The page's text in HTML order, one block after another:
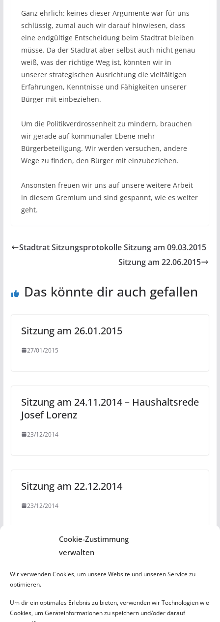
Cookie-Zustimmung
verwalten
Wir verwenden Cookies, um unsere Website und unseren Service zu
optimieren.
Um dir ein optimales Erlebnis zu bieten, verwenden wir Technologien wie
Cookies, um Geräteinformationen zu speichern und/oder darauf
Ganz ehrlich: keines dieser Argumente war für uns
schlüssig, zumal auch wir darauf hinwiesen, dass
eine endgültige Entscheidung beim Stadtrat bleiben
müsse. Da der Stadtrat aber selbst auch nicht genau
weiß, was der richtige Weg ist, könnten wir in
unserer strategischen Ausrichtung die vielfältigen
Erfahrungen, Kenntnisse und Fähigkeiten unserer
Bürger mit einbeziehen.
Um die Politikverdrossenheit zu mindern, brauchen
wir gerade auf kommunaler Ebene mehr
Bürgerbeteiligung. Wir werden versuchen, andere
Wege zu finden, den Bürger mit einzubeziehen.
Ansonsten freuen wir uns auf unsere weitere Arbeit
in diesem Gremium und sind gespannt, wie es weiter
geht.
Stadtrat Sitzungsprotokolle Sitzung am 09.03.2015
Sitzung am 22.06.2015
Das könnte dir auch gefallen
Sitzung am 26.01.2015
27/01/2015
Sitzung am 24.11.2014 – Haushaltsrede
Josef Lorenz
23/12/2014
Sitzung am 22.12.2014
23/12/2014
Beer-Steges“
Buntes Zeichen gegen rechte Gewalt
Laptops für bedürftige Schüler
Parteien und Gruppierungen sagen Wahlkampfendspurt ab